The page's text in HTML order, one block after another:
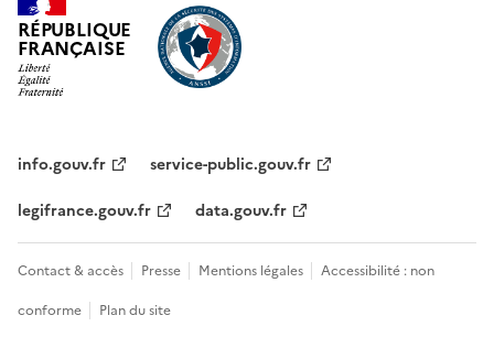
RÉPUBLIQUE
FRANÇAISE
info.gouv.fr
service-public.gouv.fr
legifrance.gouv.fr
data.gouv.fr
Contact & accès Presse Mentions légales
Accessibilité : non
conforme
Plan du site